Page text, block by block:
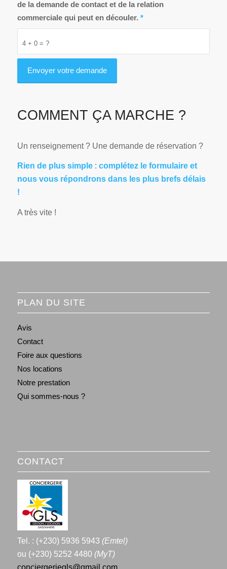
de la demande de contact et de la relation
commerciale qui peut en découler. *
4 + 0 = ?
COMMENT ÇA MARCHE ?
Un renseignement ? Une demande de réservation ?
Rien de plus simple: complétez le formulaire et
nous vous répondrons dans les plus brefs délais
!
A très vite !
PLAN DU SITE
Avis
Contact
Foire aux questions
Nos locations
Notre prestation
Qui sommes-nous ?
CONTACT
Tel. : (+230) 5936 5943 (Emtel)
ou (+230) 5252 4480 (MyT)